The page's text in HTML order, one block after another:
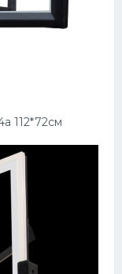
112*72см